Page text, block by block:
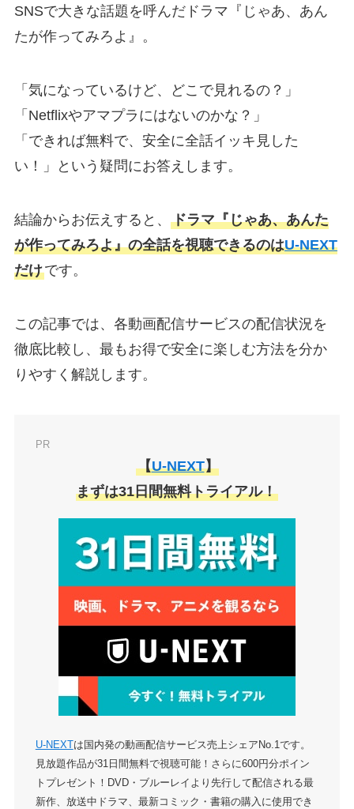
SNSで大きな話題を呼んだドラマ『じゃあ、あん
たが作ってみろよ』。
「気になっているけど、どこで見れるの？」
「Netflixやアマプラにはないのかな？」
「できれば無料で、安全に全話イッキ見した
い！」という疑問にお答えします。
結論からお伝えすると、 ドラマ『じゃあ、あんた
が作ってみろよ』の全話を視聴できるのはU-NEXT
だけです。
この記事では、各動画配信サービスの配信状況を
徹底比較し、最もお得で安全に楽しむ方法を分か
りやすく解説します。
PR
【U-NEXT】
まずは31日間無料トライアル！
U-NEXTは国内発の動画配信サービス売上シェアNo.1です。
見放題作品が31日間無料で視聴可能！さらに600円分ポイン
トプレゼント！DVD・ブルーレイより先行して配信される最
新作、放送中ドラマ、最新コミック・書籍の購入に使用でき